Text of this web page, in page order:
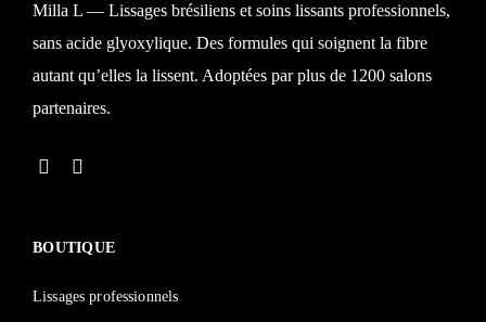
Milla L — Lissages brésiliens et soins lissants professionnels,
sans acide glyoxylique. Des formules qui soignent la fibre
autant qu’elles la lissent. Adoptées par plus de 1200 salons
partenaires.
BOUTIQUE
Lissages professionnels